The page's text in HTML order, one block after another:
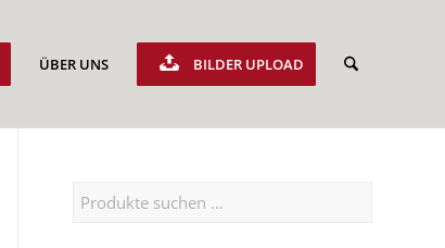
ÜBER UNS BILDER UPLOAD